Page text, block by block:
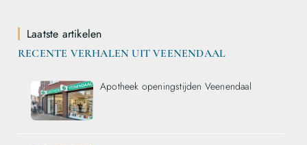
Laatste artikelen
RECENTE VERHALEN UIT VEENENDAAL
Apotheek openingstijden Veenendaal